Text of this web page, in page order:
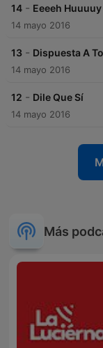
14 - Eeeeh Huuuuy
14 mayo 2016
13 - Dispuesta A
14 mayo 2016
12 - Dile Que Sí
14 mayo 2016
Más